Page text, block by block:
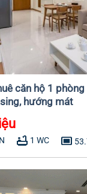
căn hộ 1
hướng mát
bathtub 1 WC capture